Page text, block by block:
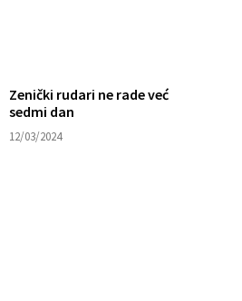
Zenički rudari ne rade već
sedmi dan
12/03/2024